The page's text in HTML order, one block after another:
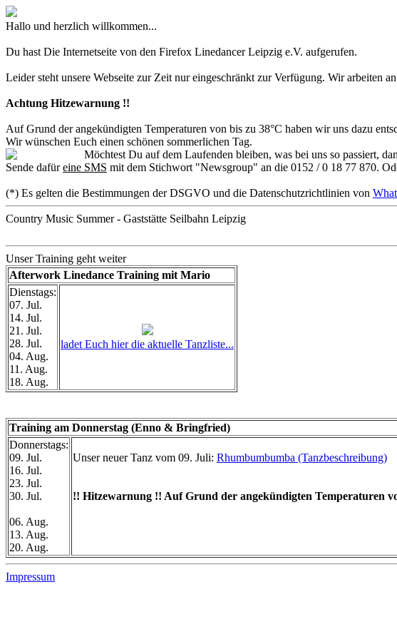
Hallo und herzlich willkommen...
Du hast Die Internetseite von den Firefox Linedancer Leipzig e.V. aufgerufen.
Leider steht unsere Webseite zur Zeit nur eingeschränkt zur Verfügung. Wir arbeiten
Achtung Hitzewarnung !!
Auf Grund der angekündigten Temperaturen von bis zu 38°C haben wir uns dazu
Wir wünschen Euch einen schönen sommerlichen Tag.
Möchtest Du auf dem Laufenden bleiben, was bei uns so passiert,
Sende dafüreine SMS mit dem Stichwort "Newsgroup" an die 0152 / 0 18 77 870.
(*) Es gelten die Bestimmungen der DSGVO und die Datenschutzrichtlinien von
Country Music Summer - Gaststätte Seilbahn Leipzig
Unser Training geht weiter
Afterwork Linedance Training mit Mario
Dienstags:
07. Jul.
14. Jul.
21. Jul.
28. Jul.
04. Aug.
11. Aug.
18. Aug.
ladet Euch hier die aktuelle Tanzliste...
Training am Donnerstag (Enno & Bringfried)
Donnerstags:
09. Jul.
16. Jul.
23. Jul.
30. Jul.
06. Aug.
13. Aug.
20. Aug.
Unser neuer Tanz vom 09. Juli: Rhumbumbumba (Tanzbeschreibung)
!! Hitzewarnung !! Auf Grund der angekündigten Temperaturen
Impressum